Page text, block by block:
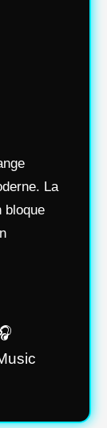
La
bloque